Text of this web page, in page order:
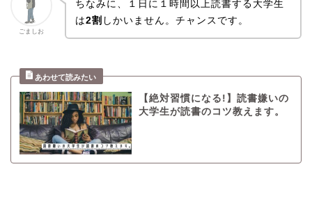
ごましお
ちなみに、１日に１時間以上読書する大学生
は2割 しかいません。チャンスです。
【絶対習慣になる!】読書嫌いの
大学生が読書のコツ教えます。